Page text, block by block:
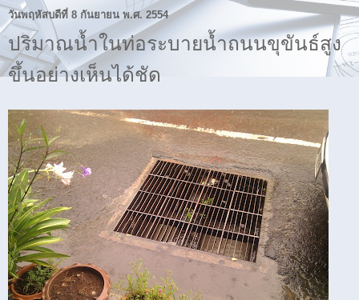
วันพฤหัสบดีที่ 8 กันยายน พ.ศ. 2554
ปริมาณน้ำในท่อระบายน้ำถนนขุขันธ์สูง
ขึ้นอย่างเห็นได้ชัด